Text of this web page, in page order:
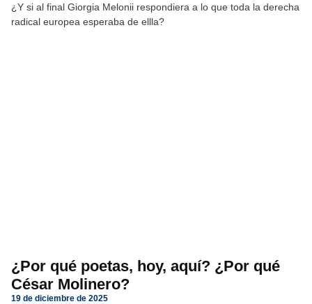
¿Y si al final Giorgia Melonii respondiera a lo que toda la derecha
radical europea esperaba de ellla?
¿Por qué poetas, hoy, aquí? ¿Por qué
César Molinero?
19 de diciembre de 2025